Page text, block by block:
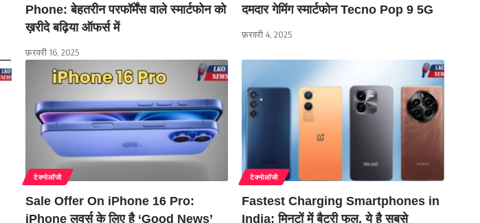
Phone: बेहतरीन परफॉर्मेंस वाले स्मार्टफोन को
ख़रीदे बढ़िया ऑफर्स में
फ़रवरी 16, 2025
दमदार गेमिंग स्मार्टफोन Tecno Pop 9 5G
फ़रवरी 4, 2025
टेक्नोलॉजी
Sale Offer On iPhone 16 Pro:
iPhone लवर्स के लिए है ‘Good News’
टेक्नोलॉजी
Fastest Charging Smartphones in
India: मिनटों में बैटरी फुल, ये है सबसे